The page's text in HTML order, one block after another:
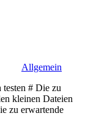
Allgemein
# Die zu
kleinen Dateien
zu erwartende